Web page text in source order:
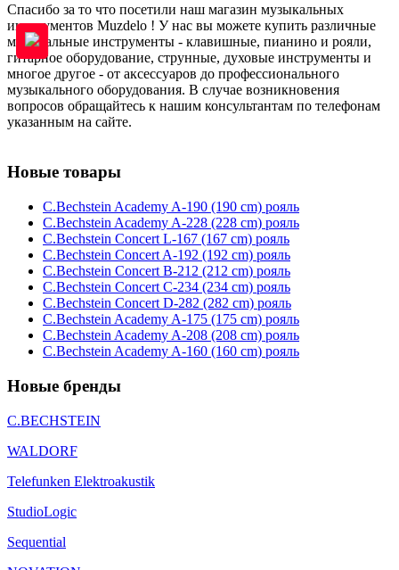
Спасибо за то что посетили наш магазин музыкальных
инструментов Muzdelo ! У нас вы можете купить различные
музыкальные инструменты - клавишные, пианино и рояли,
гитарное оборудование, струнные, духовые инструменты и
многое другое - от аксессуаров до профессионального
музыкального оборудования. В случае возникновения
вопросов обращайтесь к нашим консультантам по телефонам
указанным на сайте.
Новые товары
C.Bechstein Academy A-190 (190 cm) рояль
C.Bechstein Academy A-228 (228 cm) рояль
C.Bechstein Concert L-167 (167 cm) рояль
C.Bechstein Concert A-192 (192 cm) рояль
C.Bechstein Concert B-212 (212 cm) рояль
C.Bechstein Concert С-234 (234 cm) рояль
C.Bechstein Concert D-282 (282 cm) рояль
C.Bechstein Academy A-175 (175 cm) рояль
C.Bechstein Academy A-208 (208 cm) рояль
C.Bechstein Academy A-160 (160 cm) рояль
Новые бренды
C.BECHSTEIN
WALDORF
Telefunken Elektroakustik
StudioLogic
Sequential